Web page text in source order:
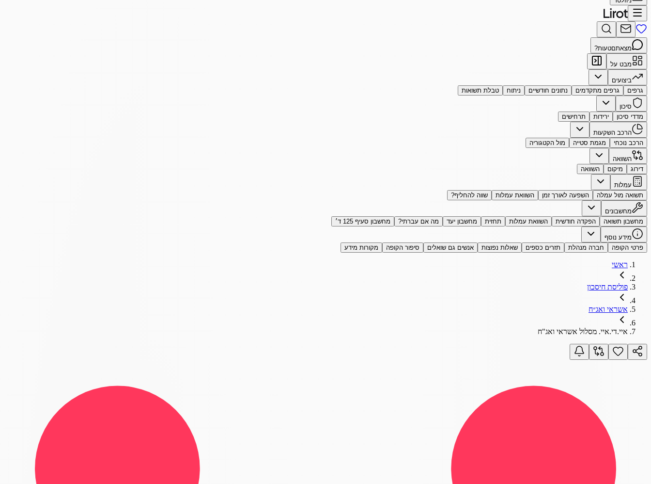
מצאתםטעות?
מבט על
ביצועים
גרפים
גרפים מתקדמים נתונים חודשיים ניתוח טבלת תשואות
סיכון
מדדי סיכון
ירידות תרחישים
הרכב השקעות
הרכב נוכחי
מגמת סטייה מול הקטגוריה
השוואה
דירוג
מיקום השוואה
עמלות
תשואה מול עמלה
השפעה לאורך זמן השוואת עמלות שווה להחליף?
מחשבונים
מחשבון תשואה
הפקדה חודשית השוואת עמלות תחזית מחשבון יעד מה אם עברתי? מחשבון סעיף 125 ד׳
מידע נוסף
פרטי הקופה
חברה מנהלת תזרים כספים שאלות נפוצות אנשים גם שואלים סיפור הקופה מקורות מידע
ראשי
פוליסת חיסכון
אשראי ואג״ח
איי.די.איי. מסלול אשראי ואג"ח